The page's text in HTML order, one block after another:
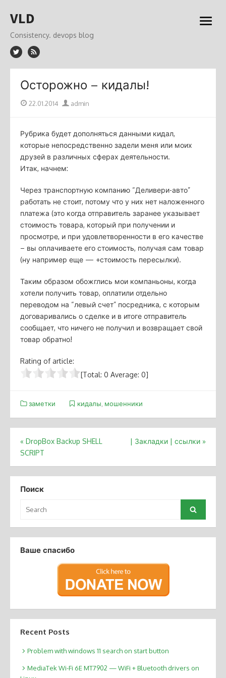
to
VLD
Consistency. devops blog
open
Осторожно – кидалы!
Posted
22.01.2014 Author
admin
Рубрика будет дополняться данными кидал,
которые непосредственно задели меня или моих
друзей в различных сферах деятельности.
Итак, начнем:
Через транспортную компанию “Деливери-авто”
работать не стоит, потому что у них нет наложенного
платежа (это когда отправитель заранее указывает
стоимость товара, который при получении и
просмотре, и при удовлетворенности в его качестве
– вы оплачиваете его стоимость, получая сам товар
(ну например еще — +стоимость пересылки).
Таким образом обожглись мои компаньоны, когда
хотели получить товар, оплатили отдельно
переводом на “левый счет” посредника, с которым
договаривались о сделке и в итоге отправитель
сообщает, что ничего не получил и возвращает свой
товар обратно!
Rating of article:
[Total: 0 Average: 0]
заметки кидалы мошенники
Post
navigation
« DropBox Backup SHELL
SCRIPT
| Закладки | ссылки »
Поиск
for:
Search
Ваше спасибо
Recent Posts
Problem with windows 11 search on start button
MediaTek Wi-Fi 6E MT7902 — WiFi + Bluetooth drivers on